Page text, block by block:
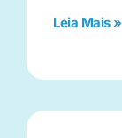
Leia Mais »